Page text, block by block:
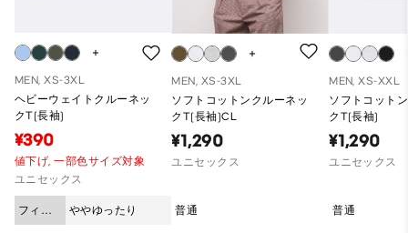
MEN, XS-3XL
ヘビーウェイトクルーネッ
クT(長袖)
¥390
値下げ,一部色サイズ対象
ユニセックス
フィッ
ト
ややゆったり
MEN, XS-3XL
ソフトコットンクルーネッ
クT(長袖)CL
¥1,290
ユニセックス
普通
MEN, XS-XXL
ソフトコット
クT(長袖)
¥1,290
ユニセックス
普通